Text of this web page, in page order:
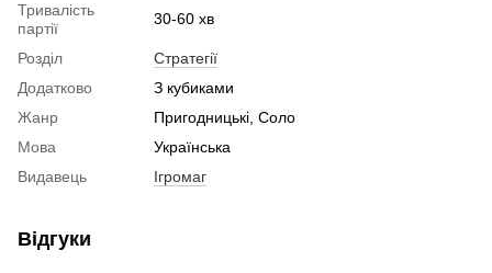
Тривалість
партії
30-60 хв
Розділ
Стратегії
Додатково
З кубиками
Жанр
Пригодницькі, Соло
Мова
Українська
Видавець
Ігромаг
Відгуки